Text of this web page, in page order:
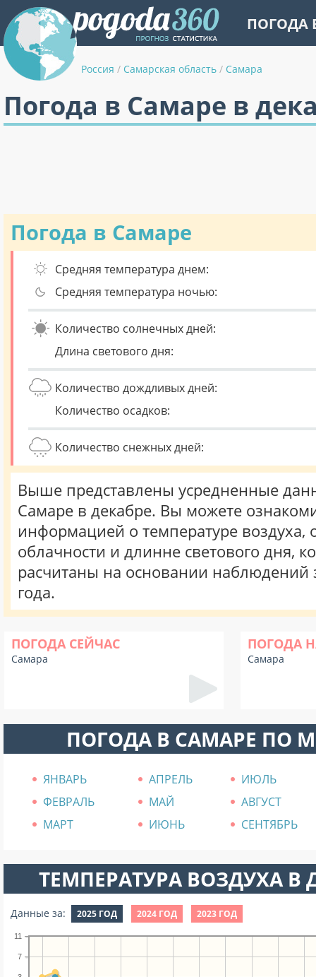
ПОГОДА
Россия / Самарская область / Самара
Погода в Самаре в
Погода в Самаре
Средняя температура днем:
Средняя температура ночью:
Количество солнечных дней:
Длина светового дня:
Количество дождливых дней:
Количество осадков:
Количество снежных дней:
Выше представлены усредненные
Самаре в декабре. Вы можете
информацией о температуре воздуха,
облачности и длинне светового дня,
расчитаны на основании наблюдений
года.
ПОГОДА СЕЙЧАС
Самара
ПОГОДА
Самара
ПОГОДА В САМАРЕ ПО
ЯНВАРЬ АПРЕЛЬ
ИЮЛЬ
ФЕВРАЛЬ
МАЙ
АВГУСТ
МАРТ
ИЮНЬ СЕНТЯБРЬ
ТЕМПЕРАТУРА ВОЗДУХА В
Данные за: 2025 ГОД 2024 ГОД 2023 ГОД
7
11